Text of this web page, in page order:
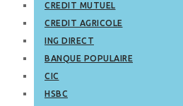
CREDIT MUTUEL
CREDIT AGRICOLE
ING DIRECT
BANQUE POPULAIRE
CIC
HSBC